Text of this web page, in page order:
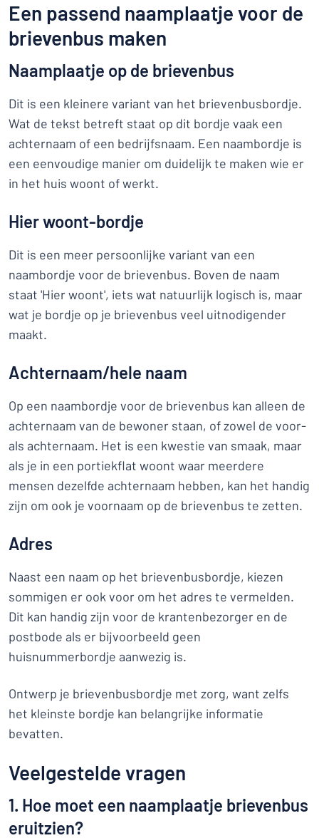
Een passend naamplaatje voor de
brievenbus maken
Naamplaatje op de brievenbus
Dit is een kleinere variant van het brievenbusbordje.
Wat de tekst betreft staat op dit bordje vaak een
achternaam of een bedrijfsnaam. Een naambordje is
een eenvoudige manier om duidelijk te maken wie er
in het huis woont of werkt.
Hier woont-bordje
Dit is een meer persoonlijke variant van een
naambordje voor de brievenbus. Boven de naam
staat 'Hier woont', iets wat natuurlijk logisch is, maar
wat je bordje op je brievenbus veel uitnodigender
maakt.
Achternaam/hele naam
Op een naambordje voor de brievenbus kan alleen de
achternaam van de bewoner staan, of zowel de voor-
als achternaam. Het is een kwestie van smaak, maar
als je in een portiekflat woont waar meerdere
mensen dezelfde achternaam hebben, kan het handig
zijn om ook je voornaam op de brievenbus te zetten.
Adres
Naast een naam op het brievenbusbordje, kiezen
sommigen er ook voor om het adres te vermelden.
Dit kan handig zijn voor de krantenbezorger en de
postbode als er bijvoorbeeld geen
huisnummerbordje aanwezig is.
Ontwerp je brievenbusbordje met zorg, want zelfs
het kleinste bordje kan belangrijke informatie
bevatten.
Veelgestelde vragen
1. Hoe moet een naamplaatje brievenbus
eruitzien?